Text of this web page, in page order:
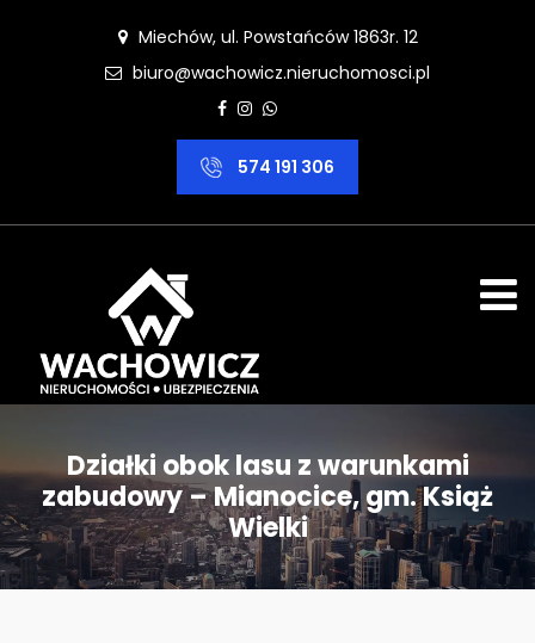
Miechów, ul. Powstańców 1863r. 12
biuro@wachowicz.nieruchomosci.pl
574 191 306
Działki obok lasu z warunkami
zabudowy – Mianocice, gm. Książ
Wielki